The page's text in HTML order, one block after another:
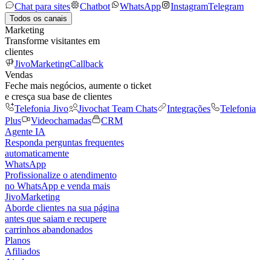
Chat para sites
Chatbot WhatsApp InstagramTelegram
Todos os canais
Marketing
Transforme visitantes em
clientes
JivoMarketingCallback
Vendas
Feche mais negócios, aumente o ticket
e cresça sua base de clientes
Telefonia Jivo
Jivochat Team Chats Integrações
Telefonia
Plus
Videochamadas
CRM
Agente IA
Responda perguntas frequentes
automaticamente
WhatsApp
Profissionalize o atendimento
no WhatsApp e venda mais
JivoMarketing
Aborde clientes na sua página
antes que saiam e recupere
carrinhos abandonados
Planos
Afiliados